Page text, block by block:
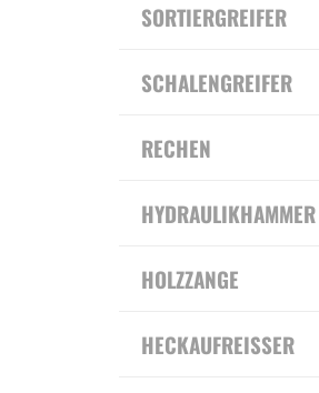
SORTIERGREIFER
SCHALENGREIFER
RECHEN
HYDRAULIKHAMMER
HOLZZANGE
HECKAUFREISSER